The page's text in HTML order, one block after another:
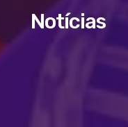
Notícias